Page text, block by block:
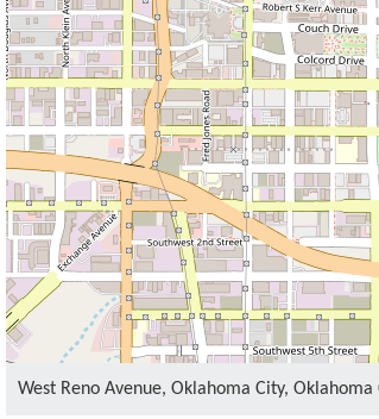
West Reno Avenue, Oklahoma City,